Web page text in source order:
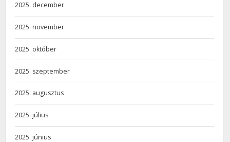
2025. december
2025. november
2025. október
2025. szeptember
2025. augusztus
2025. július
2025. június